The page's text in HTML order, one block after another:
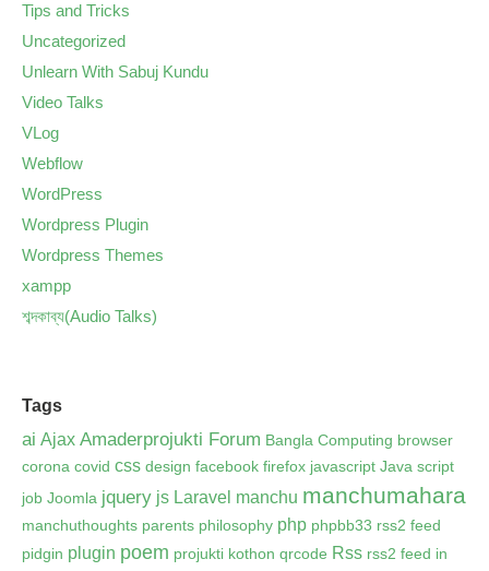
Tips and Tricks
Uncategorized
Unlearn With Sabuj Kundu
Video Talks
VLog
Webflow
WordPress
Wordpress Plugin
Wordpress Themes
xampp
শব্দকাব্য(Audio Talks)
Tags
ai Ajax Amaderprojukti Forum Bangla Computing browser
corona covid css design facebook firefox javascript Java script
job Joomla jquery js Laravel manchu manchumahara
manchuthoughts parents philosophy php phpbb33 rss2 feed
pidgin plugin poem projukti kothon qrcode Rss rss2 feed in